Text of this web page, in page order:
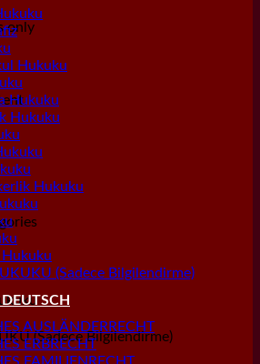
only
(Sadece Bilgilendirme)
Hukuku
Hukuku
Hukuku
Hukuku
Hukuku
(Sadece Bilgilendirme)
AUSLÄNDERRECHT
ERBRECHT